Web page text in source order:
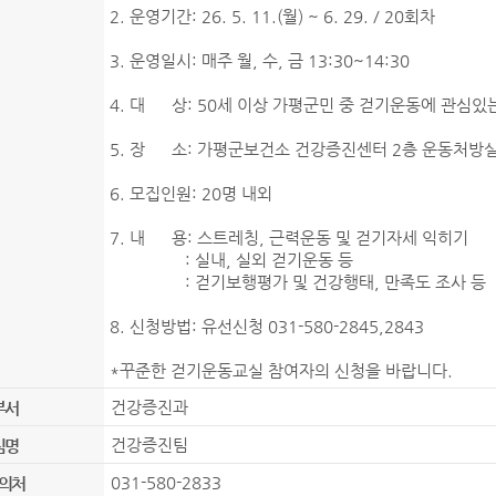
2. 운영기간: 26. 5. 11.(월) ~ 6. 29. / 20회차
3. 운영일시: 매주 월, 수, 금 13:30~14:30
4. 대 상: 50세 이상 가평군민 중 걷기운동에 관심있
5. 장 소: 가평군보건소 건강증진센터 2층 운동처방실
6. 모집인원: 20명 내외
7. 내 용: 스트레칭, 근력운동 및 걷기자세 익히기
: 실내, 실외 걷기운동 등
: 걷기보행평가 및 건강행태, 만족도 조사 등
8. 신청방법: 유선신청 031-580-2845,2843
*꾸준한 걷기운동교실 참여자의 신청을 바랍니다.
서
건강증진과
명 건강증진팀
처 031-580-2833